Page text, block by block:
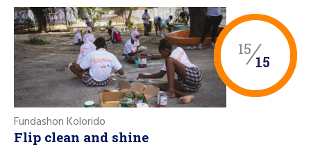
15
15
Fundashon Kolorido
Flip clean and shine